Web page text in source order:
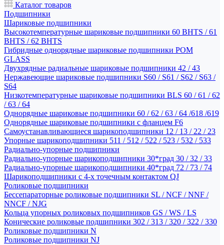
Каталог товаров
Подшипники
Шариковые подшипники
Высокотемпературные шариковые подшипники 60 BHTS / 61
BHTS / 62 BHTS
Гибридные однорядные шариковые подшипники POM
GLASS
Двухрядные радиальные шариковые подшипники 42 / 43
Нержавеющие шариковые подшипники S60 / S61 / S62 / S63 /
S64
Низкотемпературные шариковые подшипники BLS 60 / 61 / 62
/ 63 / 64
Однорядные шариковые подшипники 60 / 62 / 63 / 64 /618 /619
Однорядные шариковые подшипники с фланцем F6
Самоустанавливающиеся шарикоподшипники 12 / 13 / 22 / 23
Упорные шарикоподшипники 511 / 512 / 522 / 523 / 532 / 533
Радиально-упорные подшипники
Радиально-упорные шарикоподшипники 30*град 30 / 32 / 33
Радиально-упорные шарикоподшипники 40*град 72 / 73 / 74
Шарикоподшипники с 4-х точечным контактом QJ
Роликовые подшипники
Бессепараторные роликовые подшипники SL / NCF / NNF /
NNCF / NJG
Кольца упорных роликовых подшипников GS / WS / LS
Конические роликовые подшипники 302 / 313 / 320 / 322 / 330
Роликовые подшипники N
Роликовые подшипники NJ